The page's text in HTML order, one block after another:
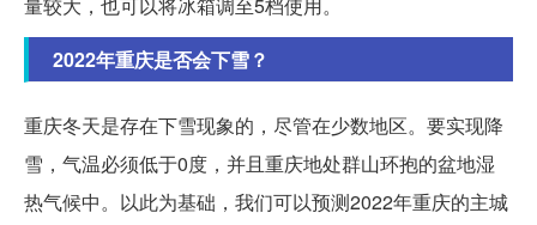
量较大，也可以将冰箱调至5档使用。
2022年重庆是否会下雪？
重庆冬天是存在下雪现象的，尽管在少数地区。要实现降
雪，气温必须低于0度，并且重庆地处群山环抱的盆地湿
热气候中。以此为基础，我们可以预测2022年重庆的主城